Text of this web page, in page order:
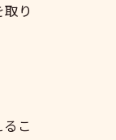
り
こ